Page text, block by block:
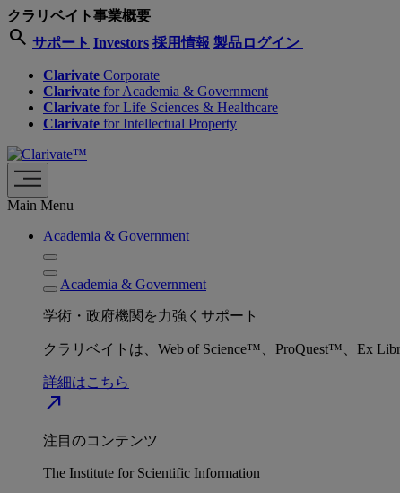
クラリベイト事業概要
search サポート Investors 採用情報 製品ログイン
Clarivate Corporate
Clarivate for Academia & Government
Clarivate for Life Sciences & Healthcare
Clarivate for Intellectual Property
Main Menu
Academia & Government
Academia & Government
学術・政府機関を力強くサポート
クラリベイトは、Web of Science™、ProQuest™、Ex
詳細はこちら
north_east
注目のコンテンツ
The Institute for Scientific Information